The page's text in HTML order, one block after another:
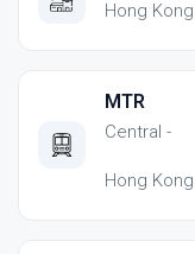
Hong
MTR
Central -
Hong